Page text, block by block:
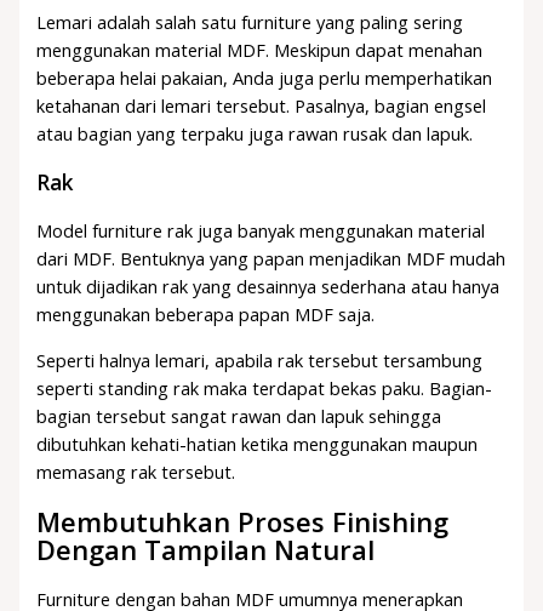
Lemari adalah salah satu furniture yang paling sering
menggunakan material MDF. Meskipun dapat menahan
beberapa helai pakaian, Anda juga perlu memperhatikan
ketahanan dari lemari tersebut. Pasalnya, bagian engsel
atau bagian yang terpaku juga rawan rusak dan lapuk.
Rak
Model furniture rak juga banyak menggunakan material
dari MDF. Bentuknya yang papan menjadikan MDF mudah
untuk dijadikan rak yang desainnya sederhana atau hanya
menggunakan beberapa papan MDF saja.
Seperti halnya lemari, apabila rak tersebut tersambung
seperti standing rak maka terdapat bekas paku. Bagian-
bagian tersebut sangat rawan dan lapuk sehingga
dibutuhkan kehati-hatian ketika menggunakan maupun
memasang rak tersebut.
Membutuhkan Proses Finishing
Dengan Tampilan Natural
Furniture dengan bahan MDF umumnya menerapkan